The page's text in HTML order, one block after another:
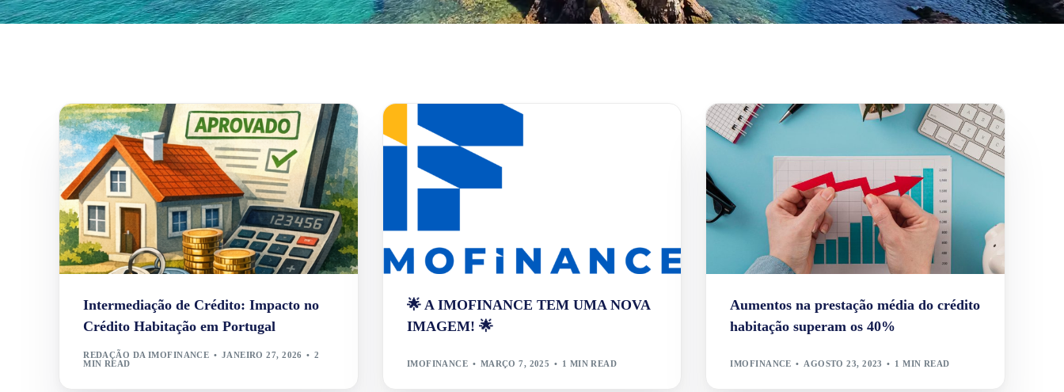
Intermediação de Crédito: Impacto no
Crédito Habitação em Portugal
REDAÇÃO DA IMOFINANCE JANEIRO 27, 2026
2
MIN READ
🌟 A IMOFINANCE TEM UMA NOVA
IMAGEM! 🌟
IMOFINANCE MARÇO 7, 2025 1 MIN READ
Aumentos na prestação média do crédito
habitação superam os 40%
IMOFINANCE AGOSTO 23, 2023 1 MIN READ